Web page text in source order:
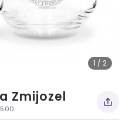
1 / 2
Zmijozel